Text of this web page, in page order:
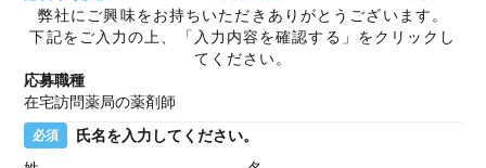
弊社にご興味をお持ちいただきありがとうございます。
下記をご入力の上、「入力内容を確認する」をクリックし
てください。
応募職種
在宅訪問薬局の薬剤師
必須
氏名を入力してください。